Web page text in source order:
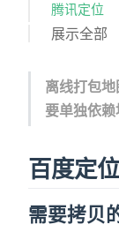
腾讯定位
展示全部
离线打包
要单独依赖
百度定位
需要拷贝